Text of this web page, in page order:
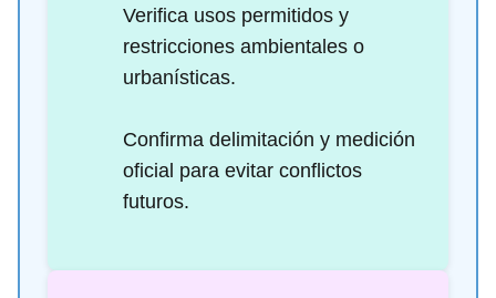
Verifica usos permitidos y
restricciones ambientales o
urbanísticas.
Confirma delimitación y medición
oficial para evitar conflictos
futuros.